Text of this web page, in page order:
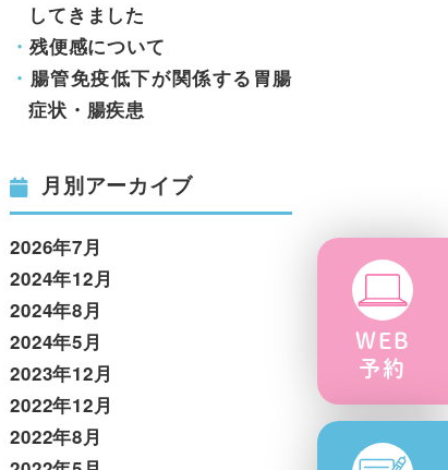
WEB
予約
してきました
残便感について
腸管免疫低下が関係する胃腸
症状・腸疾患
月別アーカイブ
2026年7月
2024年12月
2024年8月
2024年5月
2023年12月
2022年12月
2022年8月